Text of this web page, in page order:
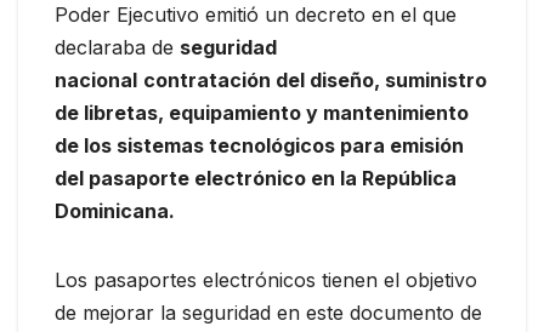
Poder Ejecutivo emitió un decreto en el que
declaraba de seguridad
nacional contratación del diseño, suministro
de libretas, equipamiento y mantenimiento
de los sistemas tecnológicos para emisión
del pasaporte electrónico en la República
Dominicana.
Los pasaportes electrónicos tienen el objetivo
de mejorar la seguridad en este documento de